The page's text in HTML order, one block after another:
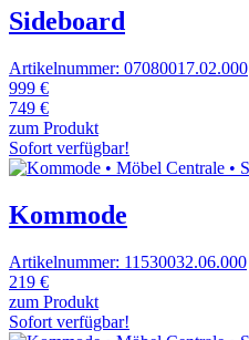
Sideboard
Artikelnummer: 07080017.02.000
999 €
749 €
zum Produkt
Sofort verfügbar!
Kommode
Artikelnummer: 11530032.06.000
219 €
zum Produkt
Sofort verfügbar!